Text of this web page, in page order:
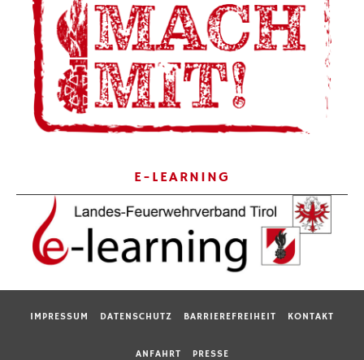
E-LEARNING
IMPRESSUM DATENSCHUTZ BARRIEREFREIHEIT KONTAKT
ANFAHRT PRESSE